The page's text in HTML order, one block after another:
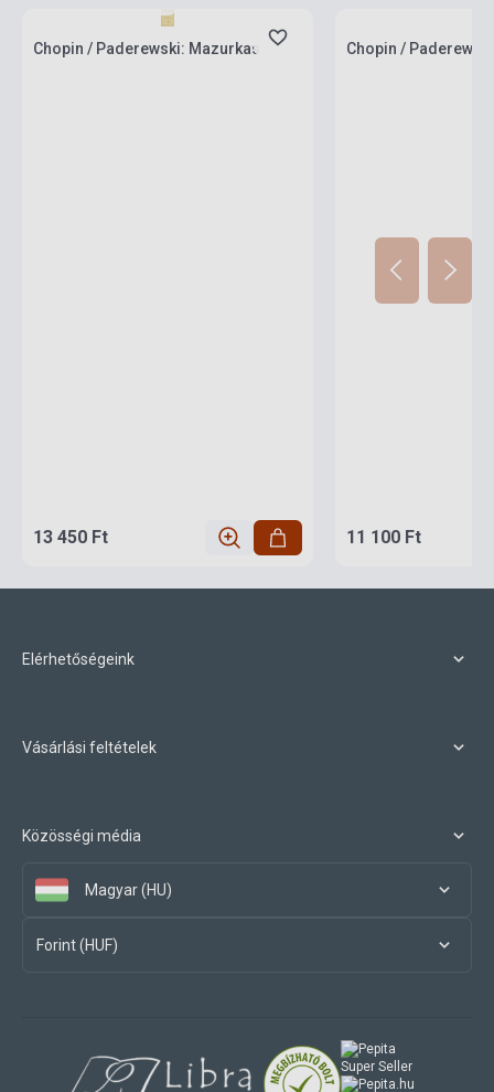
Chopin / Paderewski: Mazurkas
13 450 Ft
Chopin /
11 100 Ft
Elérhetőségeink
Vásárlási feltételek
Közösségi média
Magyar (HU)
Forint (HUF)